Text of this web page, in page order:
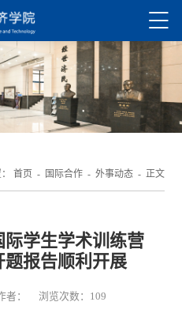
首页 - 国际合作- 外事动态- 正文
学生学术训练营
报告顺利开展
者： 浏览次数： 109